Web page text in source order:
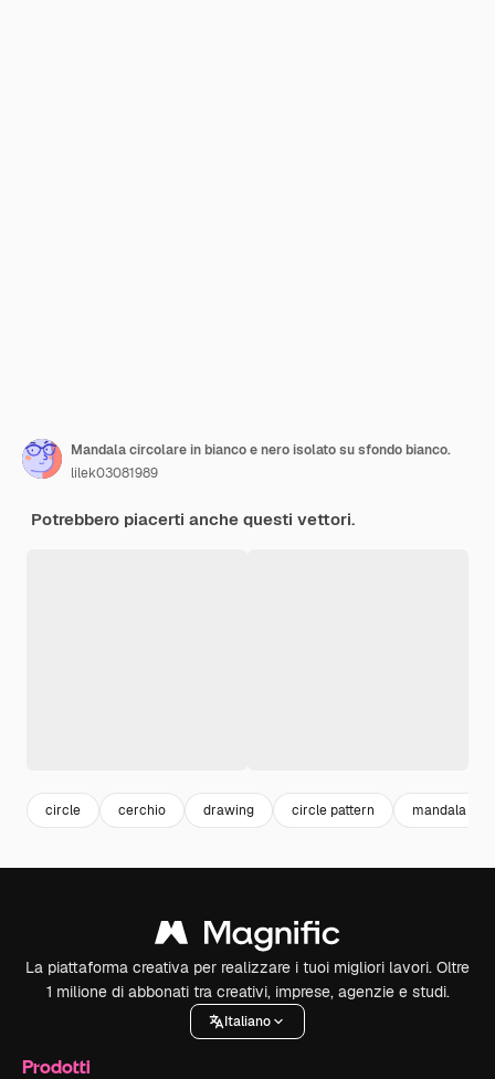
Mandala circolare in bianco e nero isolato su sfondo bianco.
lilek03081989
Potrebbero piacerti anche questi vettori.
circle cerchio drawing circle pattern mandala
La piattaforma creativa per realizzare i tuoi migliori lavori. Oltre
1 milione di abbonati tra creativi, imprese, agenzie e studi.
Italiano
Prodotti